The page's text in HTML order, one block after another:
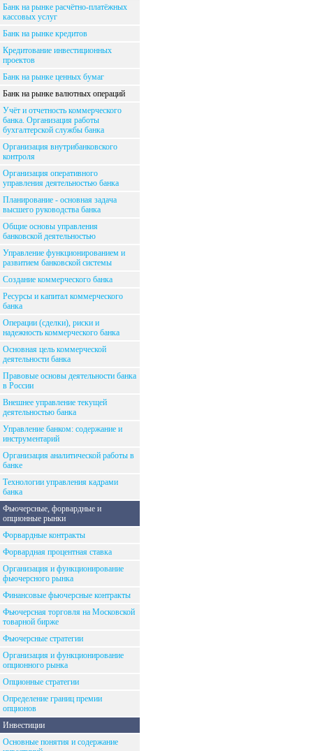
Банк на рынке расчётно-платёжных
кассовых услуг
Банк на рынке кредитов
Кредитование инвестиционных
проектов
Банк на рынке ценных бумаг
Банк на рынке валютных операций
Учёт и отчетность коммерческого
банка. Организация работы
бухгалтерской службы банка
Организация внутрибанковского
контроля
Организация оперативного
управления деятельностью банка
Планирование - основная задача
высшего руководства банка
Общие основы управления
банковской деятельностью
Управление функционированием и
развитием банковской системы
Создание коммерческого банка
Ресурсы и капитал коммерческого
банка
Операции (сделки), риски и
надежность коммерческого банка
Основная цель коммерческой
деятельности банка
Правовые основы деятельности банка
в России
Внешнее управление текущей
деятельностью банка
Управление банком: содержание и
инструментарий
Организация аналитической работы в
банке
Технологии управления кадрами
банка
Фьючерсные, форвардные и
опционные рынки
Форвардные контракты
Форвардная процентная ставка
Организация и функционирование
фьючерсного рынка
Финансовые фьючерсные контракты
Фьючерсная торговля на Московской
товарной бирже
Фьючерсные стратегии
Организация и функционирование
опционного рынка
Опционные стратегии
Определение границ премии
опционов
Инвестиции
Основные понятия и содержание